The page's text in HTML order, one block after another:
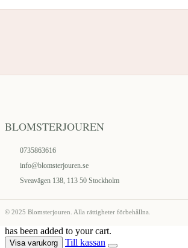
produktsidan
BLOMSTERJOUREN
0735863616
info@blomsterjouren.se
Sveavägen 138, 113 50 Stockholm
© 2025 Blomsterjouren. Alla rättigheter förbehållna.
has been added to your cart.
Visa varukorg
Till kassan